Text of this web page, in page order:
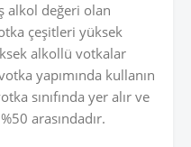
alkol değeri olan
çeşitleri yüksek
alkollü votkalar
yapımında kullanın
sınıfında yer alır ve
arasındadır.